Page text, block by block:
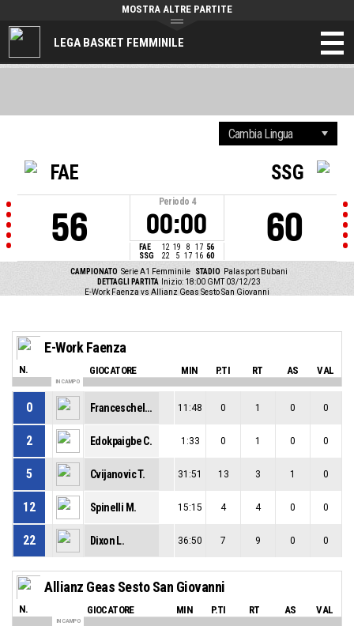
LEGA BASKET FEMMINILE
MOSTRA ALTRE PARTITE
FAE
56
Periodo 4
00:00
FAE 12 19 8 17 56
SSG
22 5 17 16 60
SSG
60
CAMPIONATO Serie A1 Femminile STADIO Palasport Bubani
DETTAGLI PARTITA
Inizio: 18:00 GMT 03/12/23
E-Work Faenza vs Allianz Geas Sesto San Giovanni
E-Work Faenza
N. GIOCATORE MIN P.TI RT AS VAL
IN CAMPO
0 Franceschelli F. 11:48 0 1 0 0
2 Edokpaigbe C. 1:33 0 1 0 0
5 Cvijanovic T. 31:51 13 3 1 0
12 Spinelli M. 15:15 4 4 0 0
22 Dixon L. 36:50 7 9 0 0
Allianz Geas Sesto San Giovanni
N. GIOCATORE MIN P.TI RT AS VAL
IN CAMPO